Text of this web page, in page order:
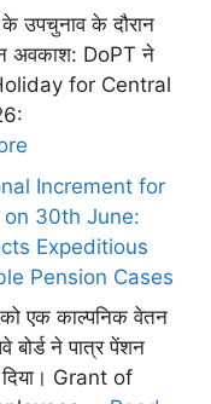
उपचुनाव के दौरान
अवकाश: DoPT ने
for Central
Increment for
on 30th June:
Expeditious
Pension Cases
को एक काल्पनिक वेतन
ने पात्र पेंशन
दिया। Grant of